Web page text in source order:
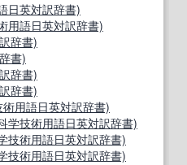
日英対訳辞書)
用語日英対訳辞書)
辞書)
書)
辞書)
辞書)
用語日英対訳辞書)
学技術用語日英対訳辞書)
技術用語日英対訳辞書)
技術用語日英対訳辞書)